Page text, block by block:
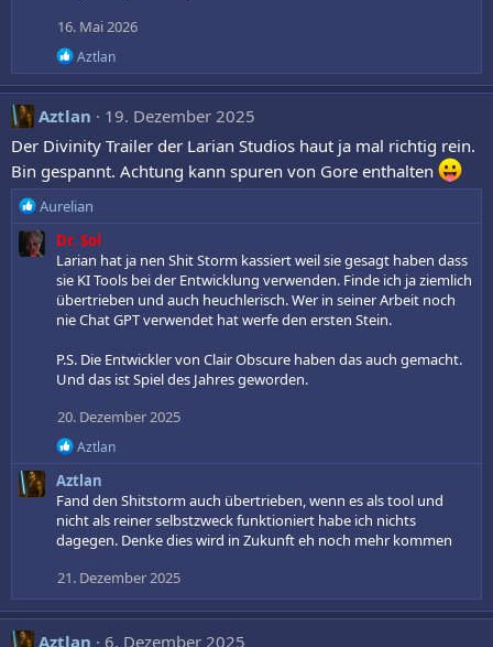
16. Mai 2026
R
e
a
t
i
n
e
n
Aztlan
Aztlan
19. Dezember 2025
Der Divinity Trailer der Larian Studios haut ja mal richtig rein.
Bin gespannt. Achtung kann spuren von Gore enthalten
R
e
a
Aurelian
Dr. Sol
Larian hat ja nen Shit Storm kassiert weil sie gesagt haben dass
sie KI Tools bei der Entwicklung verwenden. Finde ich ja ziemlich
übertrieben und auch heuchlerisch. Wer in seiner Arbeit noch
nie Chat GPT verwendet hat werfe den ersten Stein.
P.S. Die Entwickler von Clair Obscure haben das auch gemacht.
Und das ist Spiel des Jahres geworden.
20. Dezember 2025
R
e
a
k
t
o
e
n
:
Aztlan
Aztlan
Fand den Shitstorm auch übertrieben, wenn es als tool und
nicht als reiner selbstzweck funktioniert habe ich nichts
dagegen. Denke dies wird in Zukunft eh noch mehr kommen
21. Dezember 2025
Aztlan 6. Dezember 2025